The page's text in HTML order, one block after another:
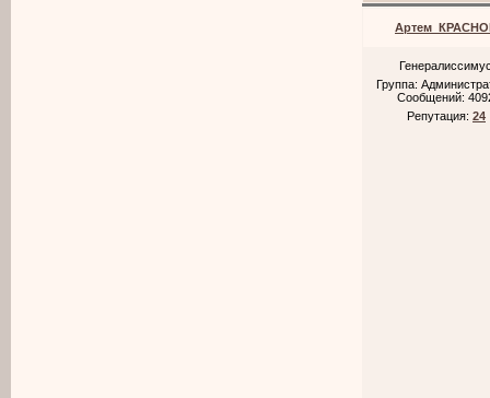
Группа:
Сообщений:
Репутация: 24